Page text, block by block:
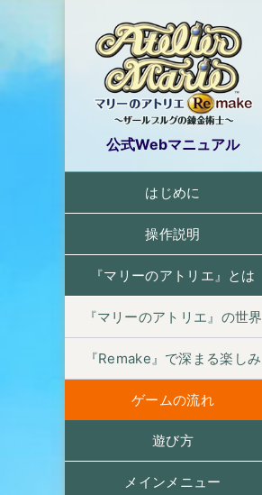
公式Webマニュアル
はじめに
操作説明
『マリーのアトリエ』とは
『マリーのアトリエ』の世界
『Remake』で深まる楽しみ
ゲームの流れ
遊び方
メインメニュー